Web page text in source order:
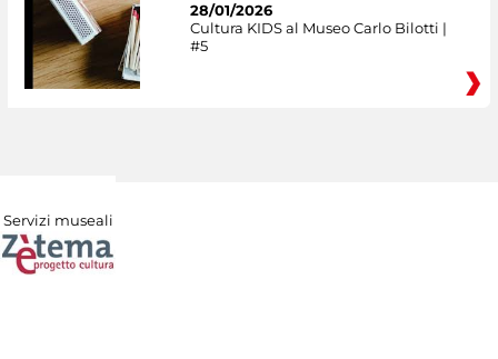
28/01/2026
Cultura KIDS al Museo Carlo Bilotti |
#5
Servizi museali